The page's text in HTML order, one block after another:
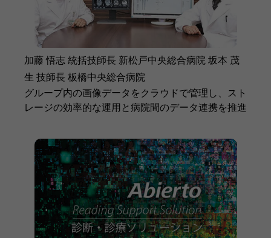
加藤 悟志 統括技師長 新松戸中央総合病院 坂本 茂
生 技師長 板橋中央総合病院
グループ内の画像データをクラウドで管理し、スト
レージの効率的な運用と病院間のデータ連携を推進